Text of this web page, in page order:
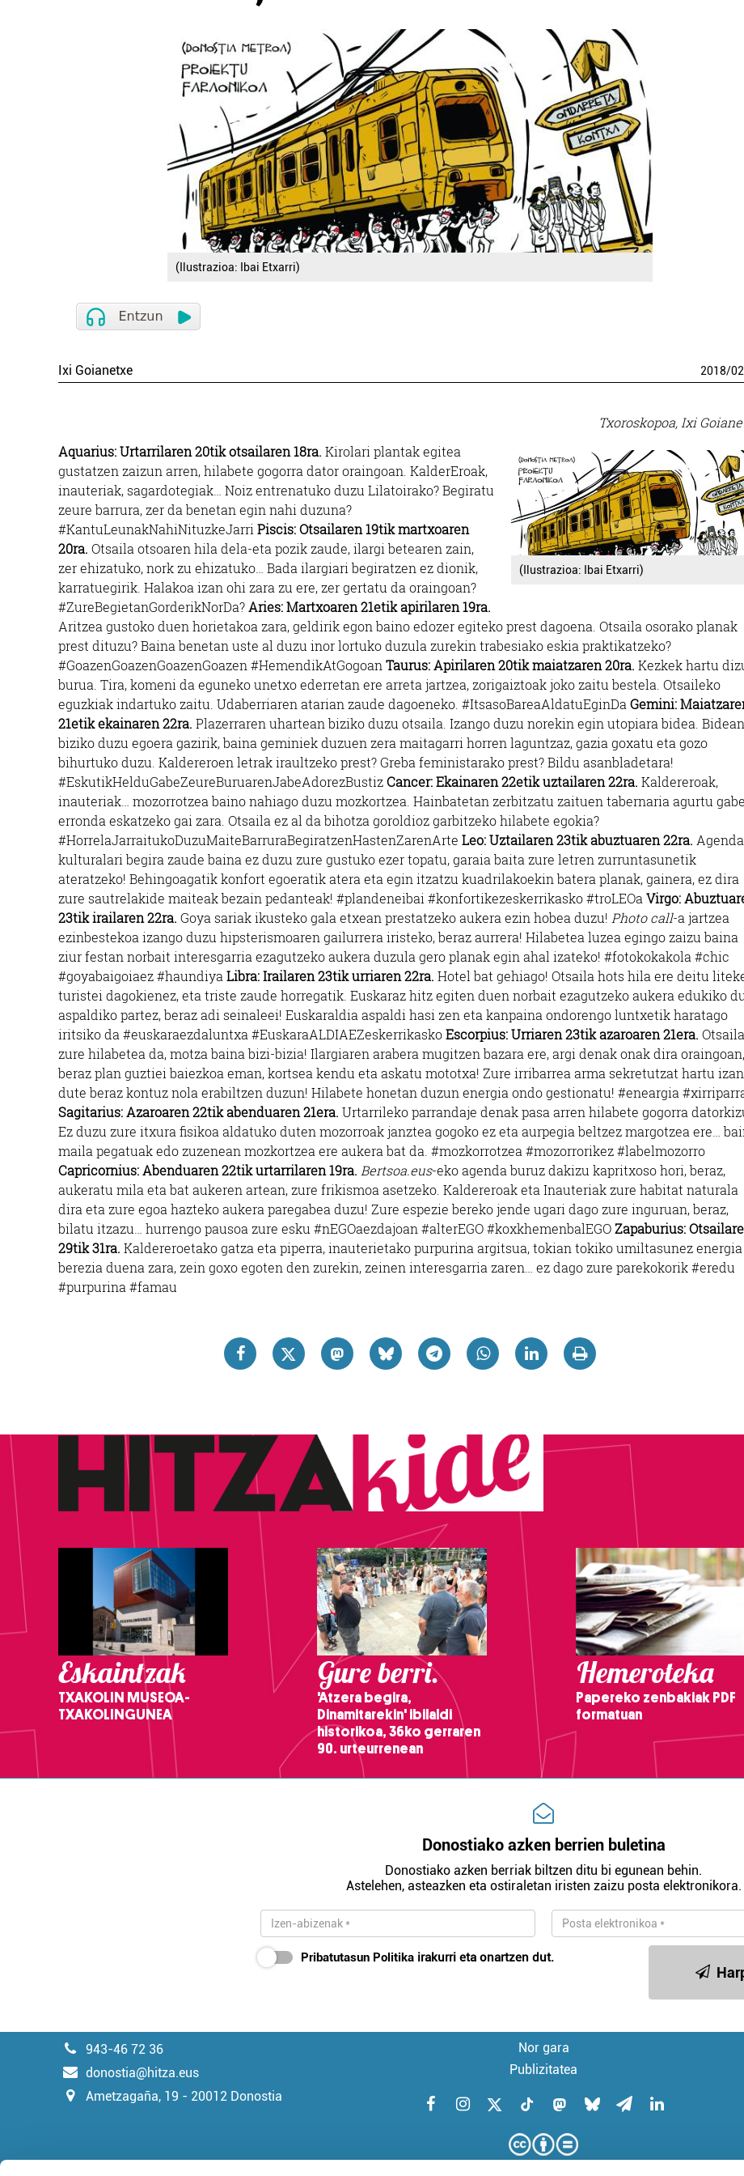
(Ilustrazioa: Ibai Etxarri)
Ixi Goianetxe 2018/02
Txoroskopoa, Ixi
(Ilustrazioa: Ibai Etxarri)
Aquarius: Urtarrilaren 20tik otsailaren 18ra. Kirolari plantak egitea
gustatzen zaizun arren, hilabete gogorra dator oraingoan. KalderEroak,
inauteriak, sagardotegiak… Noiz entrenatuko duzu Lilatoirako? Begiratu
zeure barrura, zer da benetan egin nahi duzuna?
#KantuLeunakNahiNituzkeJarri Piscis: Otsailaren 19tik martxoaren
20ra. Otsaila otsoaren hila dela-eta pozik zaude, ilargi betearen zain,
zer ehizatuko, nork zu ehizatuko… Bada ilargiari begiratzen ez dionik,
karratuegirik. Halakoa izan ohi zara zu ere, zer gertatu da oraingoan?
#ZureBegietanGorderikNorDa?Aries: Martxoaren 21etik apirilaren 19ra.
Aritzea gustoko duen horietakoa zara, geldirik egon baino edozer egiteko prest dagoena. Otsaila osorako planak
prest dituzu? Baina benetan uste al duzu inor lortuko duzula zurekin trabesiako eskia praktikatzeko?
#GoazenGoazenGoazenGoazen #HemendikAtGogoan Taurus: Apirilaren 20tik maiatzaren 20ra. Kezkek hartu
burua. Tira, komeni da eguneko unetxo ederretan ere arreta jartzea, zorigaiztoak joko zaitu bestela. Otsaileko
eguzkiak indartuko zaitu. Udaberriaren atarian zaude dagoeneko. #ItsasoBareaAldatuEginDa Gemini:
21etik ekainaren 22ra. Plazerraren uhartean biziko duzu otsaila. Izango duzu norekin egin utopiara bidea.
biziko duzu egoera gazirik, baina geminiek duzuen zera maitagarri horren laguntzaz, gazia goxatu eta gozo
bihurtuko duzu. Kaldereroen letrak iraultzeko prest? Greba feministarako prest? Bildu asanbladetara!
#EskutikHelduGabeZeureBuruarenJabeAdorezBustizCancer: Ekainaren 22etik uztailaren 22ra. Kaldereroak,
inauteriak… mozorrotzea baino nahiago duzu mozkortzea. Hainbatetan zerbitzatu zaituen tabernaria agurtu gabe
erronda eskatzeko gai zara. Otsaila ez al da bihotza goroldioz garbitzeko hilabete egokia?
#HorrelaJarraitukoDuzuMaiteBarruraBegiratzenHastenZarenArte Leo: Uztailaren 23tik abuztuaren 22ra. Agenda
kulturalari begira zaude baina ez duzu zure gustuko ezer topatu, garaia baita zure letren zurruntasunetik
ateratzeko! Behingoagatik konfort egoeratik atera eta egin itzatzu kuadrilakoekin batera planak, gainera, ez dira
zure sautrelakide maiteak bezain pedanteak! #plandeneibai #konfortikezeskerrikasko #troLEOa Virgo:
23tik irailaren 22ra. Goya sariak ikusteko gala etxean prestatzeko aukera ezin hobea duzu! Photo call-a jartzea
ezinbestekoa izango duzu hipsterismoaren gailurrera iristeko, beraz aurrera! Hilabetea luzea egingo zaizu baina
ziur festan norbait interesgarria ezagutzeko aukera duzula gero planak egin ahal izateko! #fotokokakola #chic
#goyabaigoiaez #haundiya Libra: Irailaren 23tik urriaren 22ra. Hotel bat gehiago! Otsaila hots hila ere deitu
turistei dagokienez, eta triste zaude horregatik. Euskaraz hitz egiten duen norbait ezagutzeko aukera edukiko
aspaldiko partez, beraz adi seinaleei! Euskaraldia aspaldi hasi zen eta kanpaina ondorengo luntxetik haratago
iritsiko da #euskaraezdaluntxa #EuskaraALDIAEZeskerrikaskoEscorpius: Urriaren 23tik azaroaren 21era. Otsaila
zure hilabetea da, motza baina bizi-bizia! Ilargiaren arabera mugitzen bazara ere, argi denak onak dira oraingoan,
beraz plan guztiei baiezkoa eman, kortsea kendu eta askatu mototxa! Zure irribarrea arma sekretutzat hartu izan
dute beraz kontuz nola erabiltzen duzun! Hilabete honetan duzun energia ondo gestionatu! #eneargia
Sagitarius: Azaroaren 22tik abenduaren 21era. Urtarrileko parrandaje denak pasa arren hilabete gogorra
Ez duzu zure itxura fisikoa aldatuko duten mozorroak janztea gogoko ez eta aurpegia beltzez margotzea ere…
maila pegatuak edo zuzenean mozkortzea ere aukera bat da. #mozkorrotzea #mozorrorikez #labelmozorro
Capricornius: Abenduaren 22tik urtarrilaren 19ra. Bertsoa.eus-eko agenda buruz dakizu kapritxoso hori, beraz,
aukeratu mila eta bat aukeren artean, zure frikismoa asetzeko. Kaldereroak eta Inauteriak zure habitat naturala
dira eta zure egoa hazteko aukera paregabea duzu! Zure espezie bereko jende ugari dago zure inguruan, beraz,
bilatu itzazu… hurrengo pausoa zure esku #nEGOaezdajoan #alterEGO #koxkhemenbalEGOZapaburius:
29tik 31ra. Kaldereroetako gatza eta piperra, inauterietako purpurina argitsua, tokian tokiko umiltasunez energia
berezia duena zara, zein goxo egoten den zurekin, zeinen interesgarria zaren… ez dago zure parekokorik #eredu
#purpurina #famau
Eskaintzak
TXAKOLIN MUSEOA-
TXAKOLINGUNEA
Gure berri.
'Atzera begira,
Dinamitarekin' ibilaldi
historikoa, 36ko gerraren
90. urteurrenean
Hemeroteka
Papereko zenbakiak PDF
formatuan
Donostiako azken berrien buletina
Donostiako azken berriak biltzen ditu bi egunean behin.
Astelehen, asteazken eta ostiraletan iristen zaizu posta elektronikora.
Pribatutasun Politika irakurri eta onartzen dut.
943-46 72 36
donostia@hitza.eus
Ametzagaña, 19 - 20012 Donostia
Nor gara
Publizitatea